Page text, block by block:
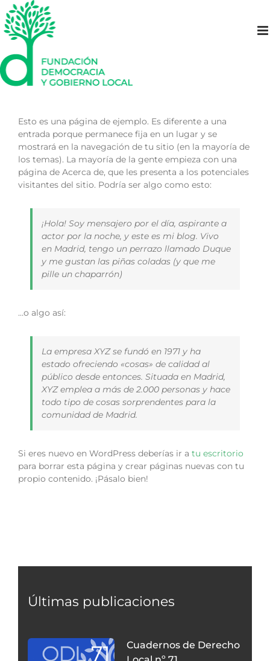
Saltar
al
contenido
Esto es una página de ejemplo. Es diferente a una
entrada porque permanece fija en un lugar y se
mostrará en la navegación de tu sitio (en la mayoría de
los temas). La mayoría de la gente empieza con una
página de Acerca de, que les presenta a los potenciales
visitantes del sitio. Podría ser algo como esto:
¡Hola! Soy mensajero por el día, aspirante a
actor por la noche, y este es mi blog. Vivo
en Madrid, tengo un perrazo llamado Duque
y me gustan las piñas coladas (y que me
pille un chaparrón)
…o algo así:
La empresa XYZ se fundó en 1971 y ha
estado ofreciendo «cosas» de calidad al
público desde entonces. Situada en Madrid,
XYZ emplea a más de 2.000 personas y hace
todo tipo de cosas sorprendentes para la
comunidad de Madrid.
Si eres nuevo en WordPress deberías ir a tu escritorio
para borrar esta página y crear páginas nuevas con tu
propio contenido. ¡Pásalo bien!
Últimas publicaciones
Cuadernos de Derecho